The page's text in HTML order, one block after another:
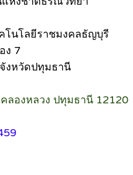
โนโลยีราชมงคลธัญบุรี
ง 7
งหวัดปทุมธานี
ลองหลวง ปทุมธานี 12120